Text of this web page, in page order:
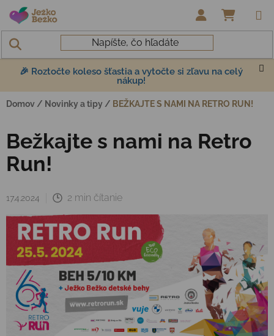
Prejsť na obsah
🎉 Roztočte koleso šťastia a vytočte si zľavu na celý
nákup!
Domov / Novinky a tipy / BEŽKAJTE S NAMI NA RETRO RUN!
Bežkajte s nami na Retro
Run!
17.4.2024 2 min čítanie